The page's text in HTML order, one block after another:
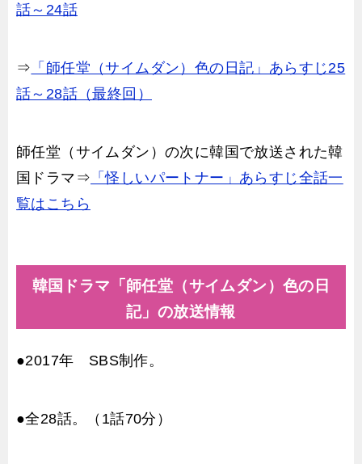
話～24話
⇒ 「師任堂（サイムダン）色の日記」あらすじ25
話～28話（最終回）
師任堂（サイムダン）の次に韓国で放送された韓
国ドラマ⇒ 「怪しいパートナー」あらすじ全話一
覧はこちら
韓国ドラマ「師任堂（サイムダン）色の日
記」の放送情報
●2017年 SBS制作。
●全28話。（1話70分）